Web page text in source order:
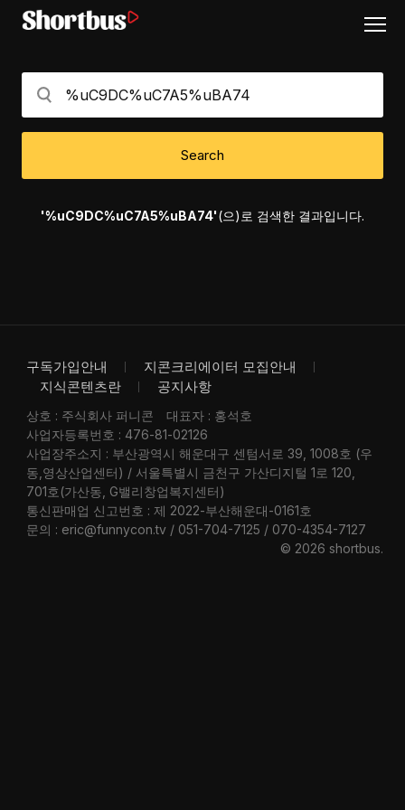
Search
'%uC9DC%uC7A5%uBA74'(으)로 검색한 결과입니다.
구독가입안내
지콘크리에이터 모집안내
지식콘텐츠란
공지사항
상호 : 주식회사 퍼니콘
대표자 : 홍석호
사업자등록번호 : 476-81-02126
사업장주소지 : 부산광역시 해운대구 센텀서로 39, 1008호 (우
동,영상산업센터) / 서울특별시 금천구 가산디지털 1로 120,
701호(가산동, G밸리창업복지센터)
통신판매업 신고번호 : 제 2022-부산해운대-0161호
문의 : eric@funnycon.tv / 051-704-7125 / 070-4354-7127
© 2026 shortbus.